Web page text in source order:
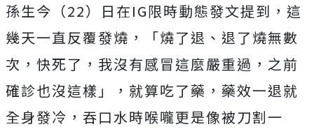
孫生今（22）日在IG限時動態發文提到，這
幾天一直反覆發燒，「燒了退、退了燒無數
次，快死了，我沒有感冒這麼嚴重過，之前
確診也沒這樣」，就算吃了藥，藥效一退就
全身發冷，吞口水時喉嚨更是像被刀割一